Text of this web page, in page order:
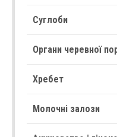
Суглоби
Органи черевної
Хребет
Молочні залози